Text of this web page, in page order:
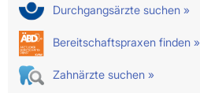
Durchgangsärzte suchen »
Bereitschaftspraxen finden »
Zahnärzte suchen »